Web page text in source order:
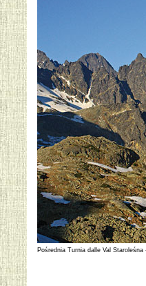
Pośrednia Turnia dalle Val